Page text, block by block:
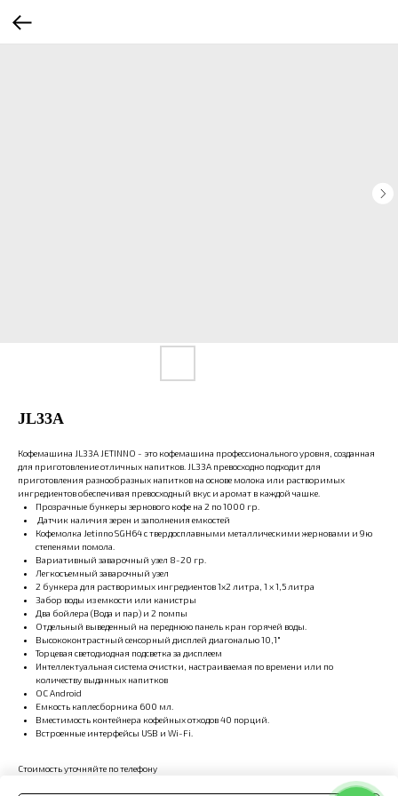
JL33A
Кофемашина JL33A JETINNO - это кофемашина профессионального уровня, созданная
для приготовление отличных напитков. JL33A превосходно подходит для
приготовления разнообразных напитков на основе молока или растворимых
ингредиентов обеспечивая превосходный вкус и аромат в каждой чашке.
Прозрачные бункеры зернового кофе на 2 по 1000 гр.
Датчик наличия зерен и заполнения емкостей
Кофемолка Jetinno SGH64 с твердосплавными металлическими жерновами и 9ю
степенями помола.
Вариативный заварочный узел 8-20 гр.
Легкосъемный заварочный узел
2 бункера для растворимых ингредиентов 1х2 литра, 1 х 1,5 литра
Забор воды из емкости или канистры
Два бойлера (Вода и пар) и 2 помпы
Отдельный выведенный на переднюю панель кран горячей воды.
Высококонтрастный сенсорный дисплей диагональю 10,1"
Торцевая светодиодная подсветка за дисплеем
Интеллектуальная система очистки, настраиваемая по времени или по
количеству выданных напитков
ОС Android
Емкость каплесборника 600 мл.
Вместимость контейнера кофейных отходов 40 порций.
Встроенные интерфейсы USB и Wi-Fi.
Стоимость уточняйте по телефону